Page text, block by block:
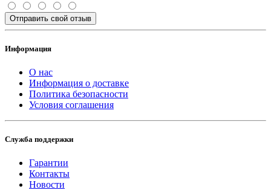
Отправить свой отзыв
Информация
О нас
Информация о доставке
Политика безопасности
Условия соглашения
Служба поддержки
Гарантии
Контакты
Новости